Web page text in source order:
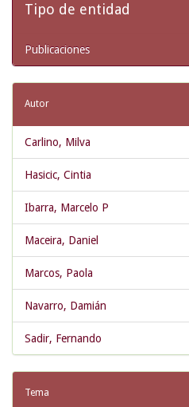
Tipo de entidad
Publicaciones
Autor
Carlino, Milva
Hasicic, Cintia
Ibarra, Marcelo P
Maceira, Daniel
Marcos, Paola
Navarro, Damián
Sadir, Fernando
Tema